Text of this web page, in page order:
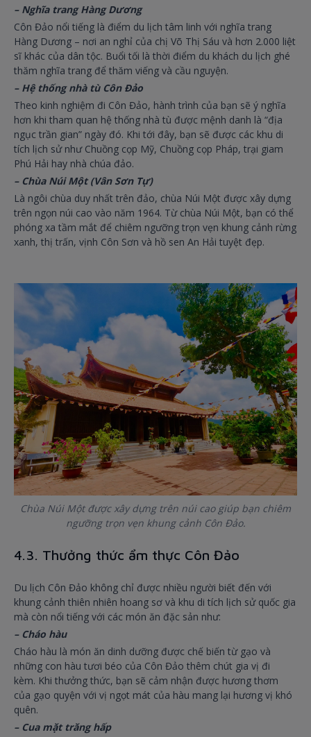
– Nghĩa trang Hàng Dương
Côn Đảo nổi tiếng là điểm du lịch tâm linh với nghĩa trang
Hàng Dương – nơi an nghỉ của chị Võ Thị Sáu và hơn 2.000 liệt
sĩ khác của dân tộc. Buổi tối là thời điểm du khách du lịch ghé
thăm nghĩa trang để thăm viếng và cầu nguyện.
– Hệ thống nhà tù Côn Đảo
Theo kinh nghiệm đi Côn Đảo, hành trình của bạn sẽ ý nghĩa
hơn khi tham quan hệ thống nhà tù được mệnh danh là “địa
ngục trần gian” ngày đó. Khi tới đây, bạn sẽ được các khu di
tích lịch sử như Chuồng cọp Mỹ, Chuồng cọp Pháp, trại giam
Phú Hải hay nhà chúa đảo.
– Chùa Núi Một (Vân Sơn Tự)
Là ngôi chùa duy nhất trên đảo, chùa Núi Một được xây dựng
trên ngọn núi cao vào năm 1964. Từ chùa Núi Một, bạn có thể
phóng xa tầm mắt để chiêm ngưỡng trọn vẹn khung cảnh rừng
xanh, thị trấn, vịnh Côn Sơn và hồ sen An Hải tuyệt đẹp.
Chùa Núi Một được xây dựng trên núi cao giúp bạn chiêm
ngưỡng trọn vẹn khung cảnh Côn Đảo.
4.3. Thưởng thức ẩm thực Côn Đảo
Du lịch Côn Đảo không chỉ được nhiều người biết đến với
khung cảnh thiên nhiên hoang sơ và khu di tích lịch sử quốc gia
mà còn nổi tiếng với các món ăn đặc sản như:
– Cháo hàu
Cháo hàu là món ăn dinh dưỡng được chế biến từ gạo và
những con hàu tươi béo của Côn Đảo thêm chút gia vị đi
kèm. Khi thưởng thức, bạn sẽ cảm nhận được hương thơm
của gạo quyện với vị ngọt mát của hàu mang lại hương vị khó
quên.
– Cua mặt trăng hấp